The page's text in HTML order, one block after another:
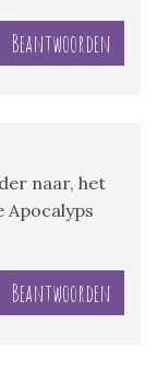
Beantwoorden
naar, het
Apocalyps
Beantwoorden